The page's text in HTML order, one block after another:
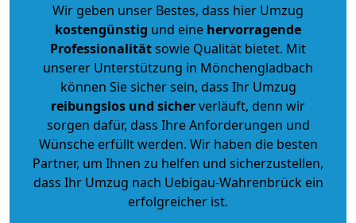
Wir geben unser Bestes, dass hier Umzug
kostengünstig und eine hervorragende
Professionalitätsowie Qualität bietet. Mit
unserer Unterstützung in Mönchengladbach
können Sie sicher sein, dass Ihr Umzug
reibungslos und sicherverläuft, denn wir
sorgen dafür, dass Ihre Anforderungen und
Wünsche erfüllt werden. Wir haben die besten
Partner, um Ihnen zu helfen und sicherzustellen,
dass Ihr Umzug nach Uebigau-Wahrenbrück ein
erfolgreicher ist.